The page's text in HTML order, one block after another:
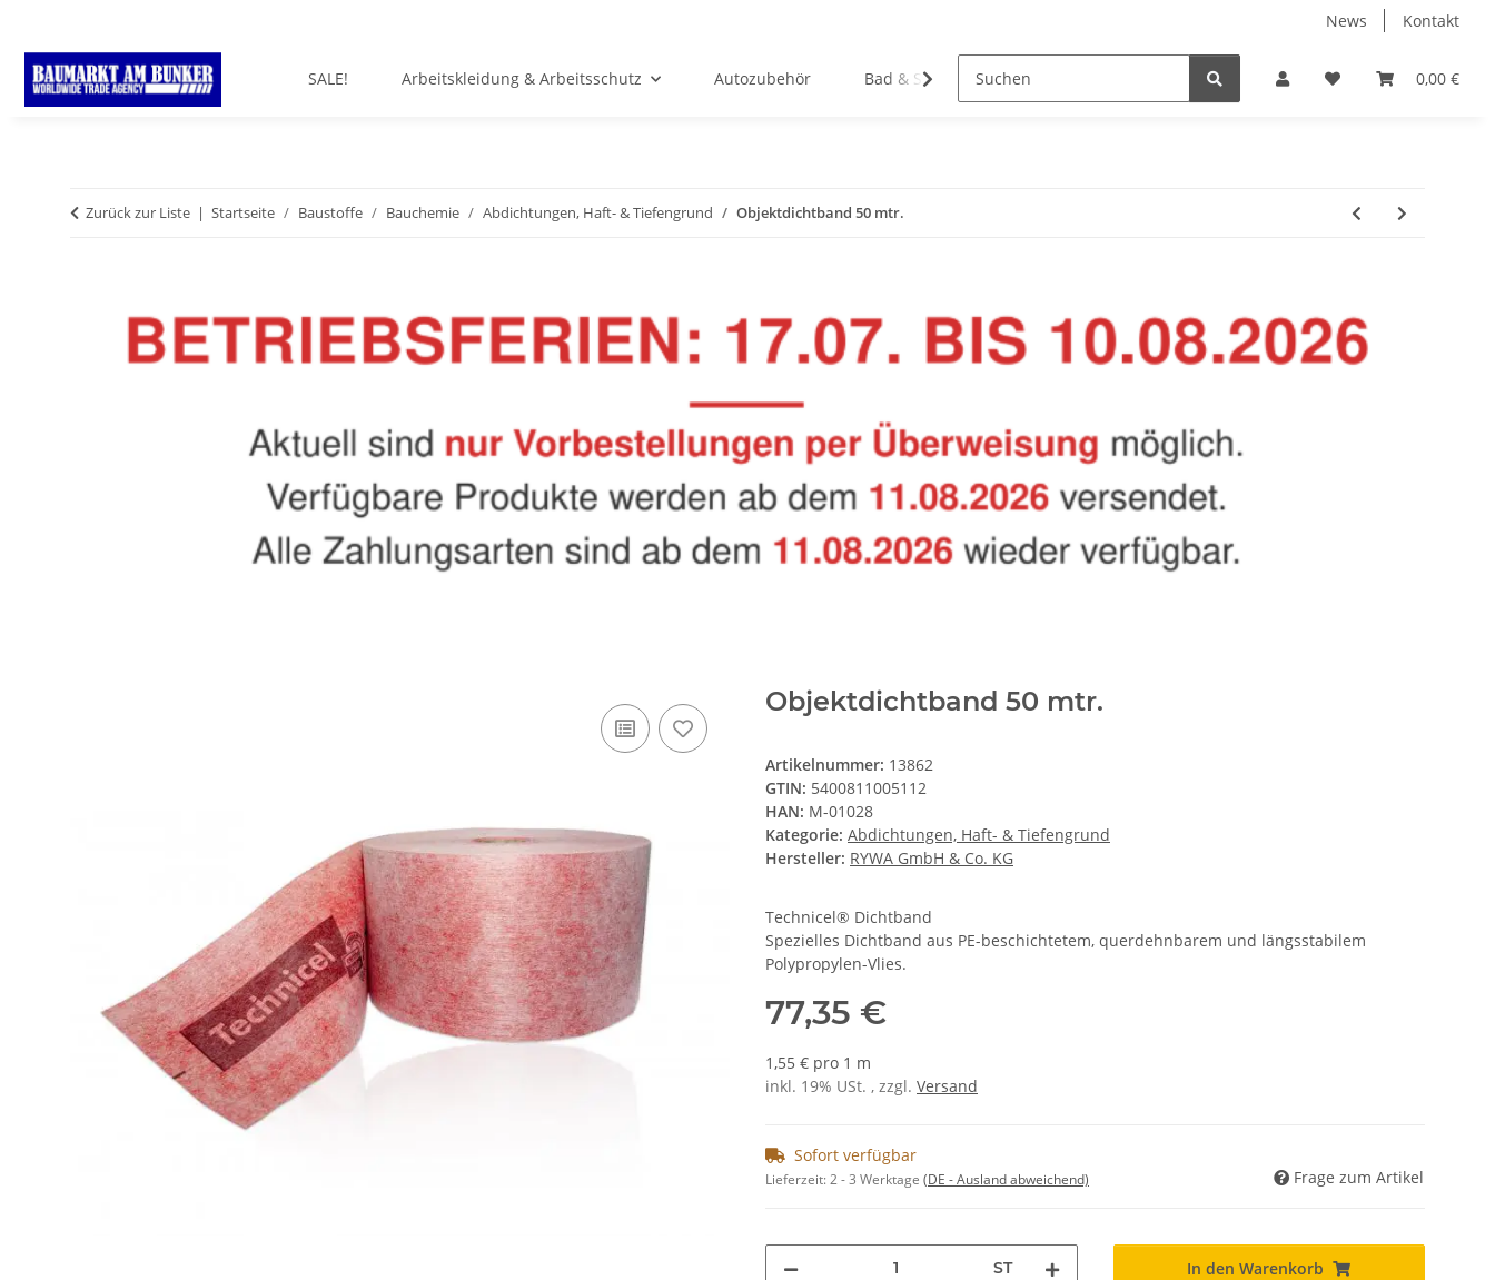
News Kontakt
0,00 €
SALE! Arbeitskleidung & Arbeitsschutz Autozubehör Bad & Sanitär Belüftung & Entlüftung
Zurück zur Liste Startseite Baustoffe Bauchemie Abdichtungen, Haft- & Tiefengrund Objektdichtband 50 mtr.
Objektdichtband 50 mtr.
Artikelnummer: 13862
GTIN: 5400811005112
HAN: M-01028
Kategorie: Abdichtungen, Haft- & Tiefengrund
Hersteller: RYWA GmbH & Co. KG
Technicel® Dichtband
Spezielles Dichtband aus PE-beschichtetem, querdehnbarem und längsstabilem
Polypropylen-Vlies.
77,35 €
1,55 € pro 1 m
inkl. 19% USt. , zzgl. Versand
Sofort verfügbar
Lieferzeit:2 - 3 Werktage (DE - Ausland abweichend) Frage zum Artikel
ST In den Warenkorb